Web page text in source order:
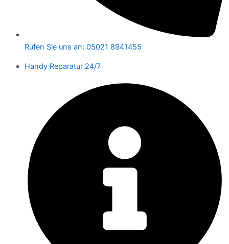
Rufen Sie uns an: 05021 8941455
Handy Reparatur 24/7